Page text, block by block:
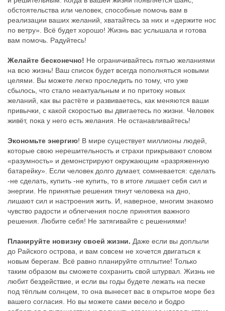
обстоятельства или человек, способные помочь вам в
реализации ваших желаний, хватайтесь за них и «держите нос
по ветру». Всё будет хорошо! Жизнь вас услышала и готова
вам помочь. Радуйтесь!
Желайте бесконечно! Не ограничивайтесь пятью желаниями
на всю жизнь! Ваш список будет всегда пополняться новыми
целями. Вы можете легко проследить по тому, что уже
сбылось, что стало неактуальным и по притоку новых
желаний, как вы растёте и развиваетесь, как меняются ваши
привычки, с какой скоростью вы двигаетесь по жизни. Человек
живёт, пока у него есть желания. Не останавливайтесь!
Экономьте энергию! В мире существует миллионы людей,
которые свою нерешительность и страхи прикрывают словом
«разумность» и демонстрируют окружающим «разряженную
батарейку». Если человек долго думает, сомневается: сделать
-не сделать, купить -не купить, то в итоге лишает себя сил и
энергии. Не принятые решения тянут человека на дно,
лишают сил и настроения жить. И, наверное, многим знакомо
чувство радости и облегчения после принятия важного
решения. Любите себя! Не затягивайте с решениями!
Планируйте новизну своей жизни. Даже если вы доплыли
до Райского острова, и вам совсем не хочется двигаться к
новым берегам. Всё равно планируйте отплытие! Только
таким образом вы сможете сохранить свой штурвал. Жизнь не
любит бездействие, и если вы годы будете лежать на песке
под тёплым солнцем, то она вынесет вас в открытое море без
вашего согласия. Но вы можете сами весело и бодро